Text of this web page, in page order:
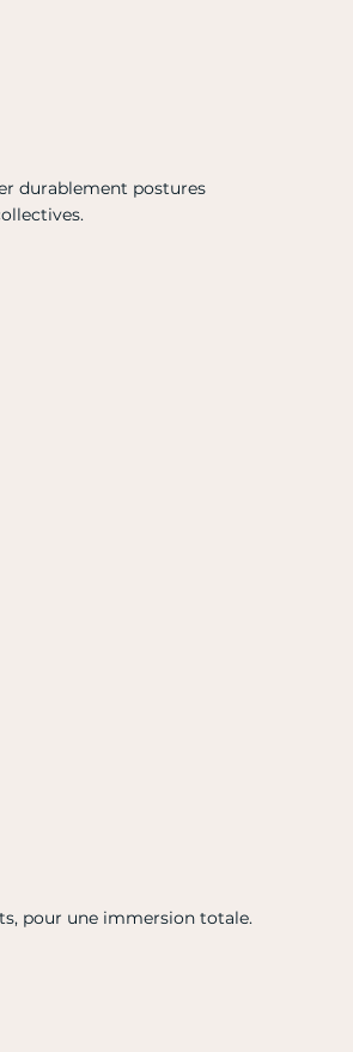
durablement postures
pour une immersion totale.